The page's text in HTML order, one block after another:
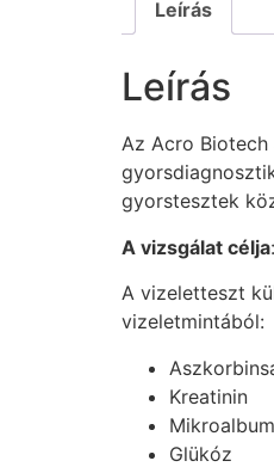
Leírás
Leírás
Az Acro
gyorstesztek
A vizsgálat célja:
A vizeletteszt
vizeletmintából:
Kreatinin
Glükóz